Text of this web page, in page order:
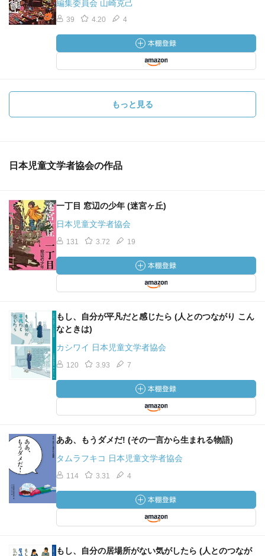
編集委員会 山崎克己
39 4.20 4
もっと見る
日本児童文学者協会の作品
一丁目 窓辺の少年 (迷宮ヶ丘)
日本児童文学者協会
131 3.72 19
もし、自分が平凡だと感じたら (人とのつながり こん
なときは)
カシワイ 日本児童文学者協会
120 3.93 7
ああ、もうダメだ! (その一言から生まれる物語)
タムラフキコ 日本児童文学者協会
114 3.31 4
もし、自分の居場所がない気がしたら (人とのつなが